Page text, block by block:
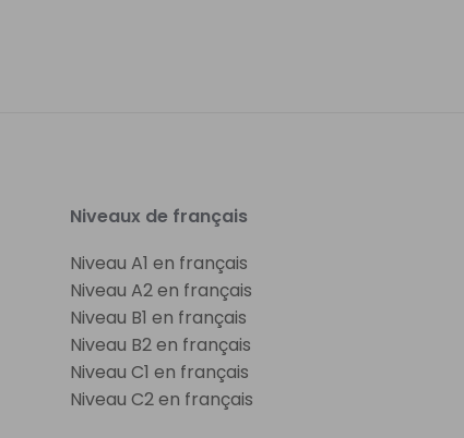
Niveaux de français
Niveau A1 en français
Niveau A2 en français
Niveau B1 en français
Niveau B2 en français
Niveau C1 en français
Niveau C2 en français